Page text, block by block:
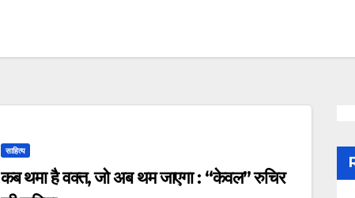
साहित्य
कब थमा है वक्त, जो अब थम जाएगा : “केवल” रुचिर